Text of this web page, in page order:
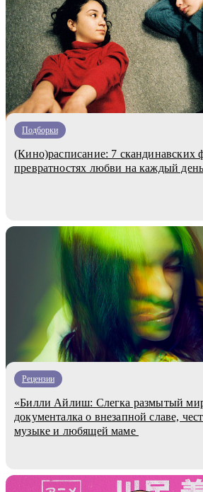
Подборки
(Кино)расписание: 7 скандинавских
превратностях любви на каждый день
Рецензии
«Билли Айлиш: Слегка размытый
документалка о внезапной славе,
музыке и любящей маме